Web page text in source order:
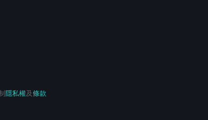
隱私權及條款